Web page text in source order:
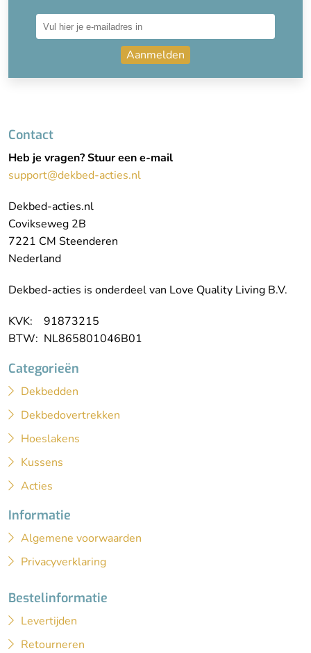
Aanmelden
Contact
Heb je vragen? Stuur een e-mail
support@dekbed-acties.nl
Dekbed-acties.nl
Covikseweg 2B
7221 CM Steenderen
Nederland
Dekbed-acties is onderdeel van Love Quality Living B.V.
KVK: 91873215
BTW: NL865801046B01
Categorieën
Dekbedden
Dekbedovertrekken
Hoeslakens
Kussens
Acties
Informatie
Algemene voorwaarden
Privacyverklaring
Bestelinformatie
Levertijden
Retourneren